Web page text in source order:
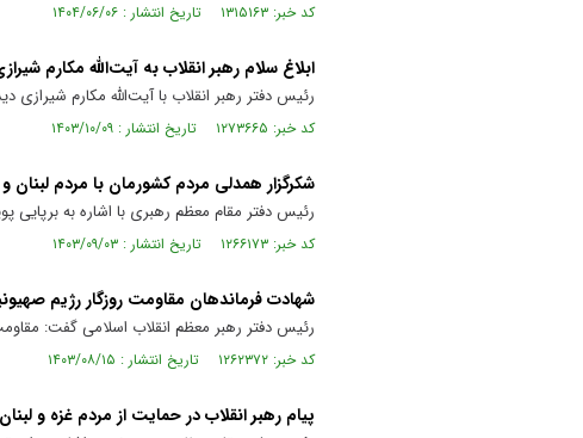
کد خبر: ۱۳۱۵۱۶۳ تاریخ انتشار : ۱۴۰۴/۰۶/۰۶
ابلاغ سلام رهبر انقلاب به آیت‌الله مکارم
رئیس دفتر رهبر انقلاب با آیت‌الله مکارم شیرازی
کد خبر: ۱۲۷۳۶۶۵ تاریخ انتشار : ۱۴۰۳/۱۰/۰۹
شکرگزار همدلی مردم کشورمان با مردم لبنان
رئیس دفتر مقام معظم رهبری با اشاره به برپایی
کد خبر: ۱۲۶۶۱۷۳ تاریخ انتشار : ۱۴۰۳/۰۹/۰۳
شهادت فرماندهان مقاومت روزگار رژیم
رئیس دفتر رهبر معظم انقلاب اسلامی گفت:
کد خبر: ۱۲۶۲۳۷۲ تاریخ انتشار : ۱۴۰۳/۰۸/۱۵
پیام رهبر انقلاب در حمایت از مردم غزه و